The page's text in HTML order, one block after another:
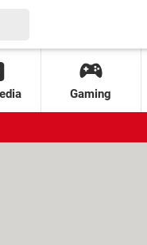
Gaming